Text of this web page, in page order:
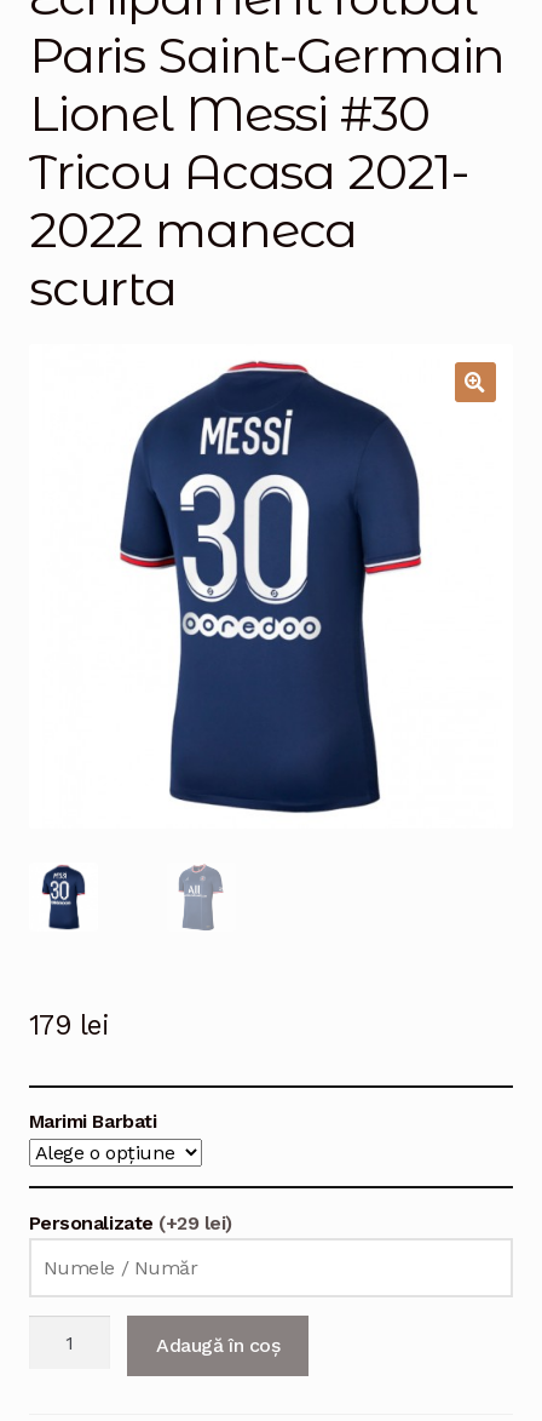
Magazinul
Paris Saint-Germain
Lionel Messi #30
Tricou Acasa 2021-
2022 maneca
scurta
179 lei
Marimi Barbati
Personalizate (+29 lei)
Adaugă în coș